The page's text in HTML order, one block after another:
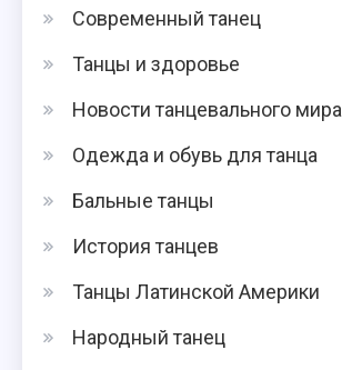
Современный танец
Танцы и здоровье
Новости танцевального мира
Одежда и обувь для танца
Бальные танцы
История танцев
Танцы Латинской Америки
Народный танец